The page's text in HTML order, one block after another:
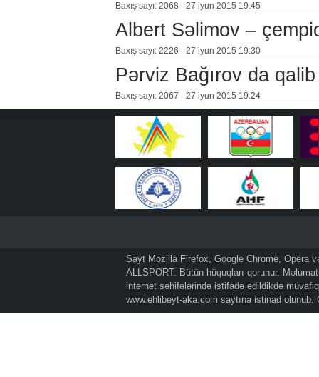
Baxış sayı: 2068 27 i̇yun 2015 19:45
Albert Səlimov –
Baxış sayı: 2226 27 i̇yun 2015 19:30
Pərviz Bağırov da
Baxış sayı: 2067 27 i̇yun 2015 19:24
Sayt Mozilla Firefox, Google Chrome, Opera
ALLSPORT. Bütün hüquqları qorunur.
internet səhifələrində istifadə edildikdə
www.ehlibeyt-aka.com saytına istinad olunub.